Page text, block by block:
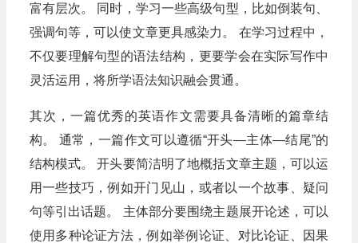
富有层次。 同时，学习一些高级句型，比如倒装句、
强调句等，可以使文章更具感染力。 在学习过程中，
不仅要理解句型的语法结构，更要学会在实际写作中
灵活运用，将所学语法知识融会贯通。
其次，一篇优秀的英语作文需要具备清晰的篇章结
构。 通常，一篇作文可以遵循“开头—主体—结尾”的
结构模式。 开头要简洁明了地概括文章主题，可以运
用一些技巧，例如开门见山，或者以一个故事、疑问
句等引出话题。 主体部分要围绕主题展开论述，可以
使用多种论证方法，例如举例论证、对比论证、因果